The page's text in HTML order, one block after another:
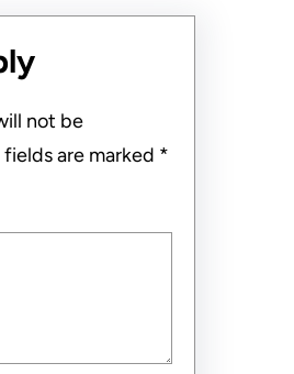
not be
are marked *